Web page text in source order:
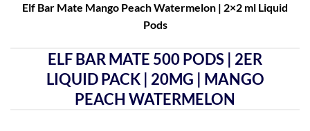
Elf Bar Mate Mango Peach Watermelon | 2×2 ml Liquid
Pods
ELF BAR MATE 500 PODS | 2ER
LIQUID PACK | 20MG | MANGO
PEACH WATERMELON